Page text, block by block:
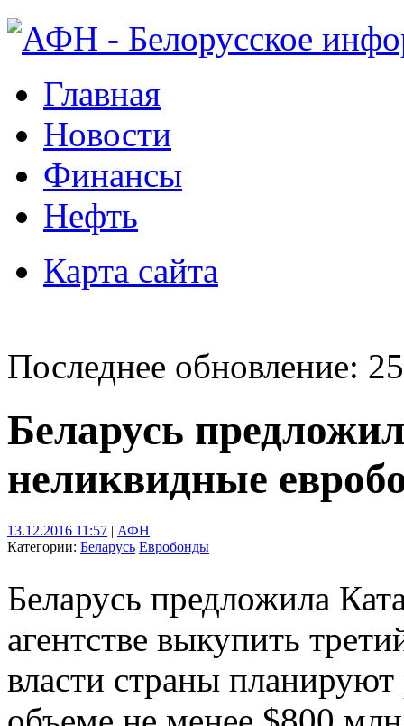
Главная
Новости
Финансы
Нефть
Карта сайта
Последнее обновление:
Беларусь
неликвидные
13.12.2016 11:57 | АФН
Категории: Беларусь Евробонды
Беларусь предложила
агентстве выкупить
власти страны планируют